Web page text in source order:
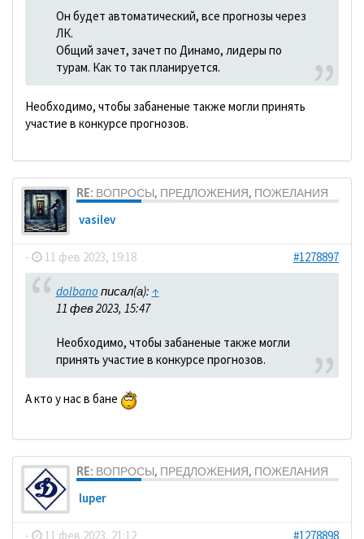
Он будет автоматический, все прогнозы через
ЛК.
Общий зачет, зачет по Динамо, лидеры по
турам. Как то так планируется.
Необходимо, чтобы забаненые также могли принять
участие в конкурсе прогнозов.
RE: ВОПРОСЫ, ПРЕДЛОЖЕНИЯ, ПОЖЕЛАНИЯ
vasilev
- 11 фев 2023, 19:18 #1278897
dolbano писал(а): ↑
11 фев 2023, 15:47
Необходимо, чтобы забаненые также могли
принять участие в конкурсе прогнозов.
А кто у нас в бане
RE: ВОПРОСЫ, ПРЕДЛОЖЕНИЯ, ПОЖЕЛАНИЯ
luper
- 11 фев 2023, 21:12
#1278898